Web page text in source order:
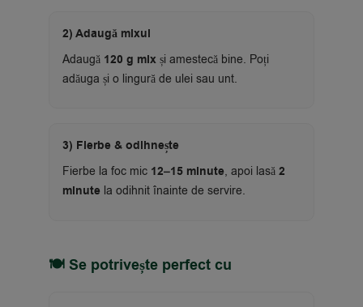
2) Adaugă mixul
Adaugă 120 g mix și amestecă bine. Poți
adăuga și o lingură de ulei sau unt.
3) Fierbe & odihnește
Fierbe la foc mic 12–15 minute, apoi lasă 2
minute la odihnit înainte de servire.
🍽 Se potrivește perfect cu